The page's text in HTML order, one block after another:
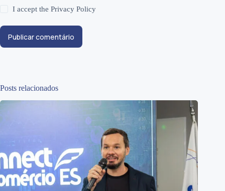
I accept thePrivacy Policy
Publicar comentário
Posts relacionados